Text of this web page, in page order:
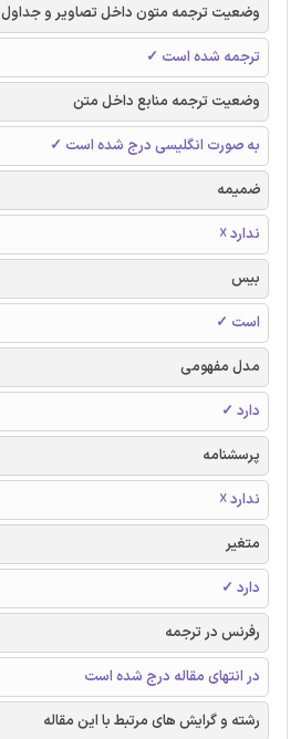
وضعیت ترجمه متون داخل تصاویر و جداول
ترجمه شده است ✓
وضعیت ترجمه منابع داخل متن
به صورت انگلیسی درج شده است ✓
ضمیمه
ندارد ☓
بیس
است ✓
مدل مفهومی
دارد ✓
پرسشنامه
ندارد ☓
متغیر
دارد ✓
رفرنس در ترجمه
در انتهای مقاله درج شده است
رشته و گرایش های مرتبط با این مقاله